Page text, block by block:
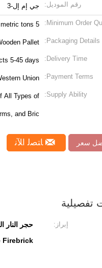
رقم الموديل: جي إم إل-3
Minimum Order
5 metric tons
Packaging Details:
Pallet
Delivery Time:
5-45 days
Payment Terms:
Union,
Supply Ability:
All Types of
and Bric
سعر ﺎﺘﺼﻟ ﺍﻶﻧ
تفصيلية
إبراز: حجر النار
Firebrick